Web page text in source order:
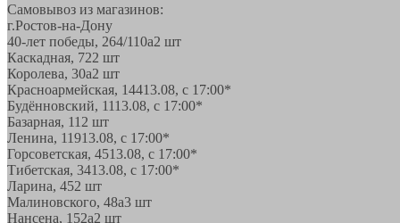
Самовывоз из магазинов:
г.Ростов-на-Дону
40-лет победы, 264/110а2 шт
Каскадная, 722 шт
Королева, 30а2 шт
Красноармейская, 14413.08, с 17:00*
Будённовский, 1113.08, с 17:00*
Базарная, 11 2 шт
Ленина, 11913.08, с 17:00*
Горсоветская, 4513.08, с 17:00*
Тибетская, 3413.08, с 17:00*
Ларина, 452 шт
Малиновского, 48а3 шт
Нансена, 152а2 шт